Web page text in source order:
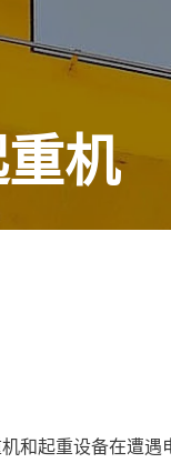
机
和起重设备在遭遇